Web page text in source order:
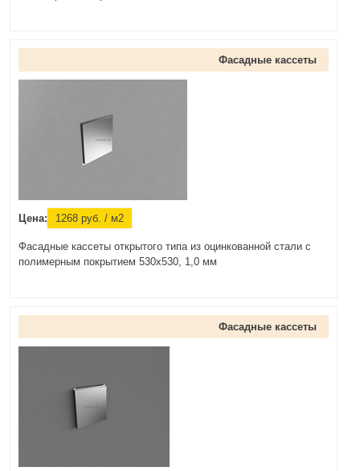
Фасадные кассеты
Цена: 1268 руб. / м2
Фасадные кассеты открытого типа из оцинкованной стали с
полимерным покрытием 530х530, 1,0 мм
Фасадные кассеты